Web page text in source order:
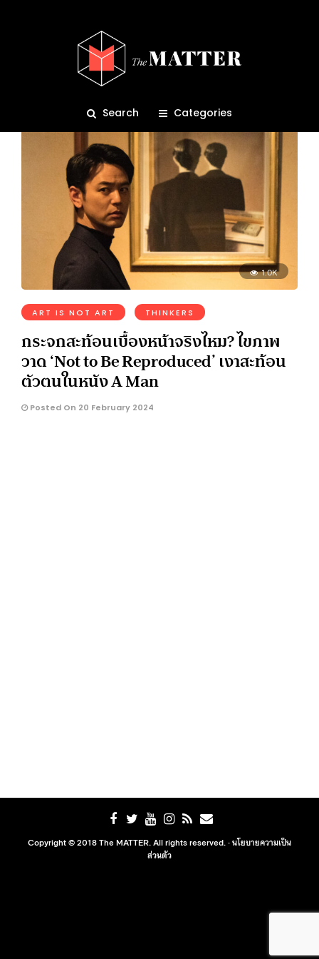
Search Categories
เอ็ดเวิร์ด เจมส์
1.0K
ART IS NOT ART THINKERS
กระจกสะท้อนเบื้องหน้าจริงไหม? ไขภาพ
วาด ‘Not to Be Reproduced’ เงาสะท้อน
ตัวตนในหนัง A Man
Posted On 20 February 2024
Copyright © 2018 The MATTER. All rights reserved. ·นโยบายความเป็น
ส่วนตัว